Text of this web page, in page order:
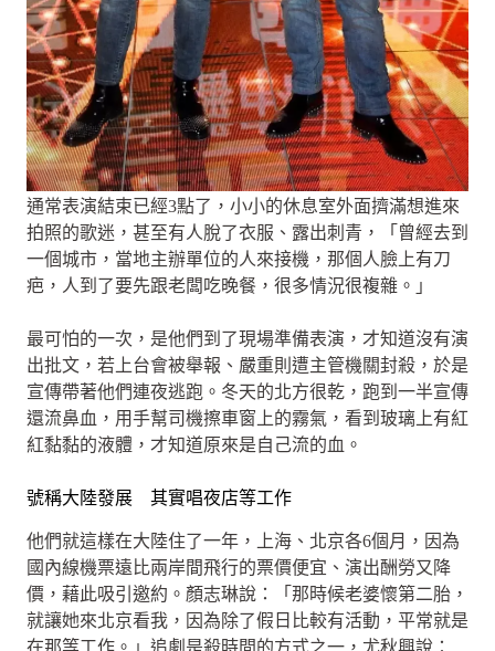
通常表演結束已經3點了，小小的休息室外面擠滿想進來
拍照的歌迷，甚至有人脫了衣服、露出刺青，「曾經去到
一個城市，當地主辦單位的人來接機，那個人臉上有刀
疤，人到了要先跟老闆吃晚餐，很多情況很複雜。」
最可怕的一次，是他們到了現場準備表演，才知道沒有演
出批文，若上台會被舉報、嚴重則遭主管機關封殺，於是
宣傳帶著他們連夜逃跑。冬天的北方很乾，跑到一半宣傳
還流鼻血，用手幫司機擦車窗上的霧氣，看到玻璃上有紅
紅黏黏的液體，才知道原來是自己流的血。
號稱大陸發展 其實唱夜店等工作
他們就這樣在大陸住了一年，上海、北京各6個月，因為
國內線機票遠比兩岸間飛行的票價便宜、演出酬勞又降
價，藉此吸引邀約。顏志琳說：「那時候老婆懷第二胎，
就讓她來北京看我，因為除了假日比較有活動，平常就是
在那等工作。」追劇是殺時間的方式之一，尤秋興說：